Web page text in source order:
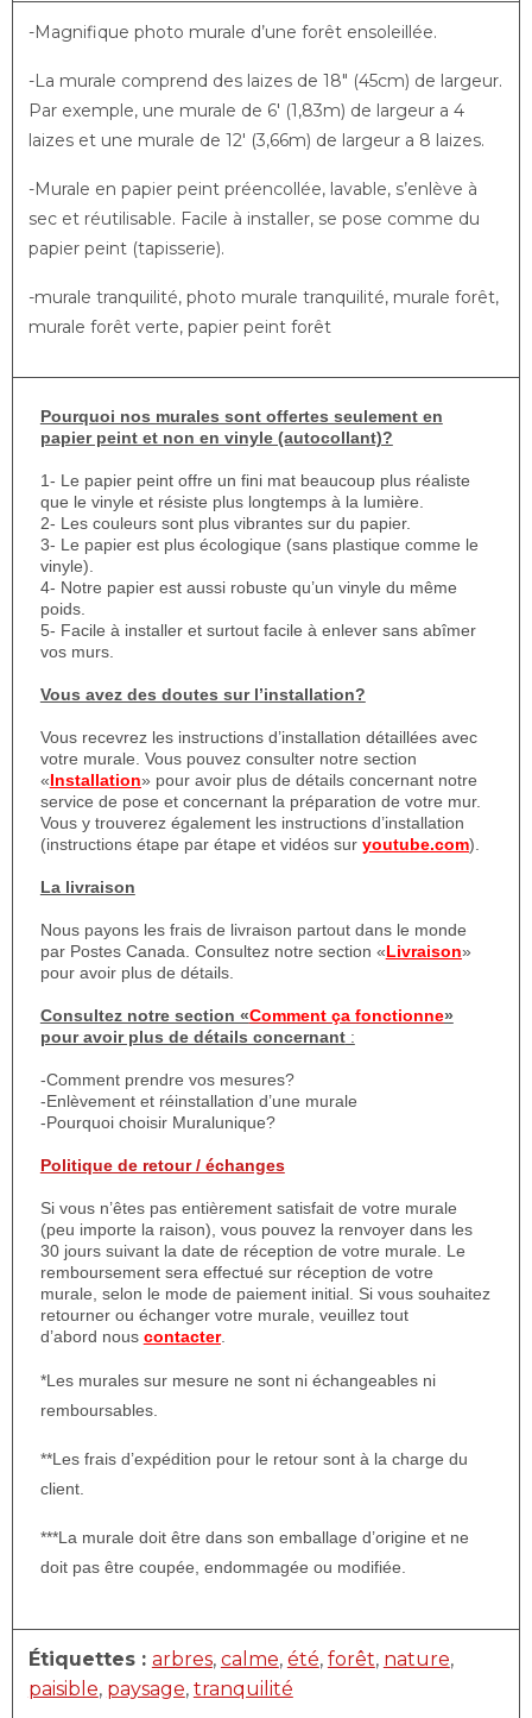
-Magnifique photo murale d’une forêt ensoleillée.
-La murale comprend des laizes de 18″ (45cm) de largeur.
Par exemple, une murale de 6′ (1,83m) de largeur a 4
laizes et une murale de 12′ (3,66m) de largeur a 8 laizes.
-Murale en papier peint préencollée, lavable, s’enlève à
sec et réutilisable. Facile à installer, se pose comme du
papier peint (tapisserie).
-murale tranquilité, photo murale tranquilité, murale forêt,
murale forêt verte, papier peint forêt
Pourquoi nos murales sont offertes seulement en
papier peint et non en vinyle (autocollant)?
1- Le papier peint offre un fini mat beaucoup plus réaliste
que le vinyle et résiste plus longtemps à la lumière.
2- Les couleurs sont plus vibrantes sur du papier.
3- Le papier est plus écologique (sans plastique comme le
vinyle).
4- Notre papier est aussi robuste qu’un vinyle du même
poids.
5- Facile à installer et surtout facile à enlever sans abîmer
vos murs.
Vous avez des doutes sur l’installation?
Vous recevrez les instructions d’installation détaillées avec
votre murale. Vous pouvez consulter notre section
«Installation» pour avoir plus de détails concernant notre
service de pose et concernant la préparation de votre mur.
Vous y trouverez également les instructions d’installation
(instructions étape par étape et vidéos sur youtube.com).
La livraison
Nous payons les frais de livraison partout dans le monde
par Postes Canada. Consultez notre section «Livraison»
pour avoir plus de détails.
Consultez notre section «Comment ça fonctionne»
pour avoir plus de détails concernant:
-Comment prendre vos mesures?
-Enlèvement et réinstallation d’une murale
-Pourquoi choisir Muralunique?
Politique de retour / échanges
Si vous n’êtes pas entièrement satisfait de votre murale
(peu importe la raison), vous pouvez la renvoyer dans les
30 jours suivant la date de réception de votre murale. Le
remboursement sera effectué sur réception de votre
murale, selon le mode de paiement initial. Si vous souhaitez
retourner ou échanger votre murale, veuillez tout
d’abord nous contacter.
*Les murales sur mesure ne sont ni échangeables ni
remboursables.
**Les frais d’expédition pour le retour sont à la charge du
client.
***La murale doit être dans son emballage d’origine et ne
doit pas être coupée, endommagée ou modifiée.
Étiquettes : arbres, calme, été, forêt, nature,
paisible, paysage, tranquilité